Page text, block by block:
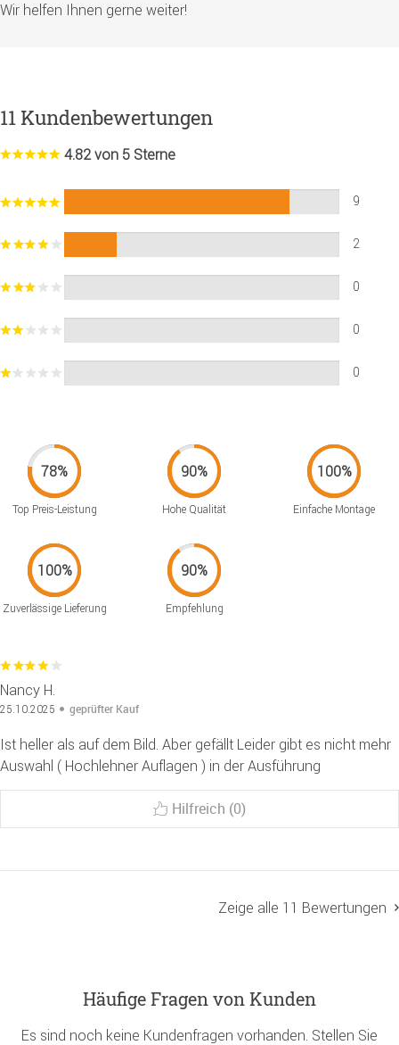
Wir helfen Ihnen gerne weiter!
11 Kundenbewertungen
4.82 von 5 Sterne
9
2
0
0
0
Top Preis-Leistung Hohe Qualität Einfache Montage
Zuverlässige Lieferung Empfehlung
Nancy H.
25.10.2025 geprüfter Kauf
Ist heller als auf dem Bild. Aber gefällt Leider gibt es nicht mehr
Auswahl ( Hochlehner Auflagen ) in der Ausführung
Hilfreich (0)
Zeige alle 11 Bewertungen
Häufige Fragen von Kunden
Es sind noch keine Kundenfragen vorhanden. Stellen Sie